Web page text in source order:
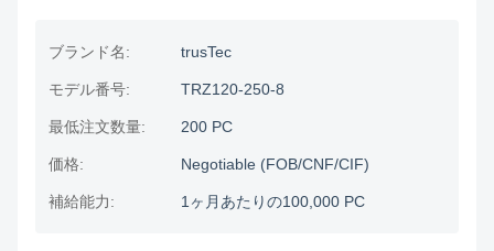
ブランド名: trusTec
モデル番号: TRZ120-250-8
最低注文数量: 200 PC
価格: Negotiable (FOB/CNF/CIF)
補給能力: 1ヶ月あたりの100,000 PC